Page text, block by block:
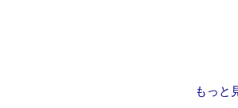
もっと